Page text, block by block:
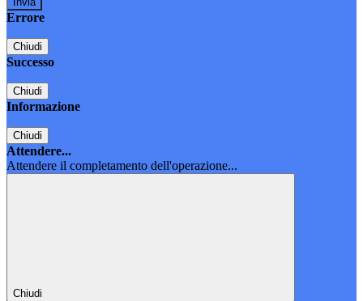
Errore
Chiudi
Successo
Chiudi
Informazione
Chiudi
Attendere...
Attendere il completamento dell'operazione...
Chiudi